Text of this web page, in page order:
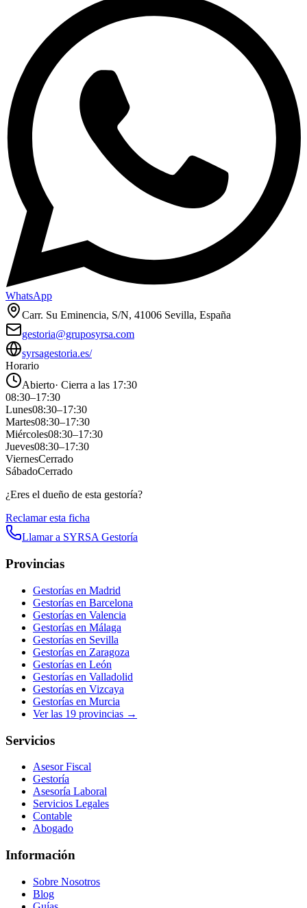
WhatsApp
Carr. Su Eminencia, S/N, 41006 Sevilla, España
gestoria@gruposyrsa.com
syrsagestoria.es/
Horario
Abierto· Cierra a las 17:30
08:30–17:30
Lunes08:30–17:30
Martes08:30–17:30
Miércoles08:30–17:30
Jueves08:30–17:30
ViernesCerrado
SábadoCerrado
¿Eres el dueño de esta gestoría?
Reclamar esta ficha
Llamar a SYRSA Gestoría
Provincias
Gestorías en Madrid
Gestorías en Barcelona
Gestorías en Valencia
Gestorías en Málaga
Gestorías en Sevilla
Gestorías en Zaragoza
Gestorías en León
Gestorías en Valladolid
Gestorías en Vizcaya
Gestorías en Murcia
Ver las 19 provincias →
Servicios
Asesor Fiscal
Gestoría
Asesoría Laboral
Servicios Legales
Contable
Abogado
Información
Sobre Nosotros
Blog